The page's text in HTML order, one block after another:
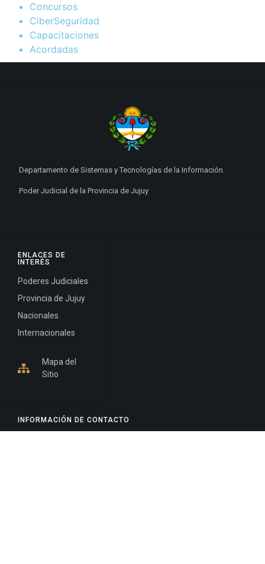
Concursos
CiberSeguridad
Capacitaciones
Acordadas
INFORMACIÓN DE CONTACTO
ENLACES DE
INTERÉS
Poderes Judiciales
Provincia de Jujuy
Nacionales
Internacionales
Mapa del
Sitio
Departamento de Sistemas y Tecnologías de la Información.
Poder Judicial de la Provincia de Jujuy